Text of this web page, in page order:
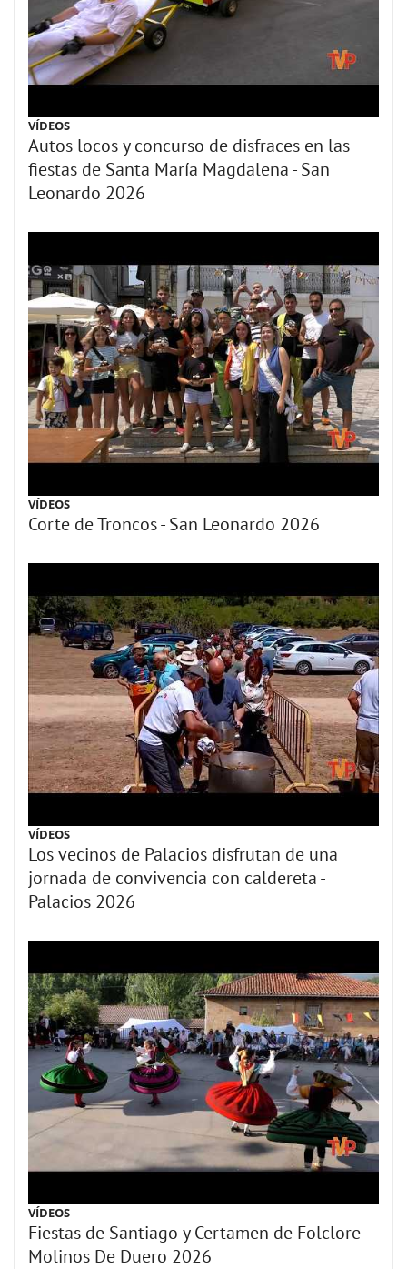
VÍDEOS
Autos locos y concurso de disfraces en las
fiestas de Santa María Magdalena - San
Leonardo 2026
VÍDEOS
Corte de Troncos - San Leonardo 2026
VÍDEOS
Los vecinos de Palacios disfrutan de una
jornada de convivencia con caldereta -
Palacios 2026
VÍDEOS
Fiestas de Santiago y Certamen de Folclore -
Molinos De Duero 2026